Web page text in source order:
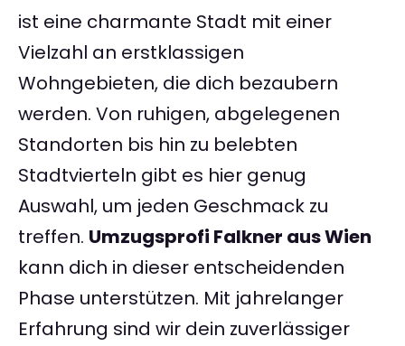
ist eine charmante Stadt mit einer
Vielzahl an erstklassigen
Wohngebieten, die dich bezaubern
werden. Von ruhigen, abgelegenen
Standorten bis hin zu belebten
Stadtvierteln gibt es hier genug
Auswahl, um jeden Geschmack zu
treffen. Umzugsprofi Falkner aus Wien
kann dich in dieser entscheidenden
Phase unterstützen. Mit jahrelanger
Erfahrung sind wir dein zuverlässiger